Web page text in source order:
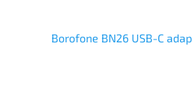
Borofone BN26 USB-C